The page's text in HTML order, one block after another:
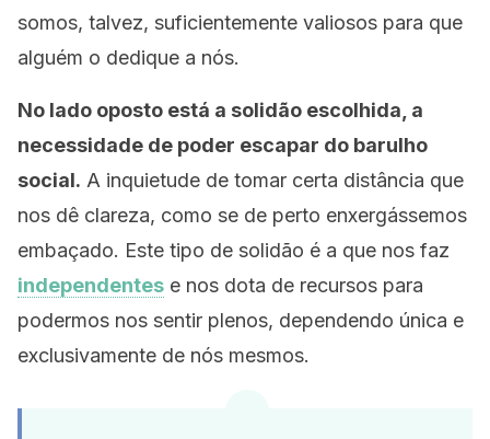
somos, talvez, suficientemente valiosos para que
alguém o dedique a nós.
No lado oposto está a solidão escolhida, a
necessidade de poder escapar do barulho
social. A inquietude de tomar certa distância que
nos dê clareza, como se de perto enxergássemos
embaçado. Este tipo de solidão é a que nos faz
independentes e nos dota de recursos para
podermos nos sentir plenos, dependendo única e
exclusivamente de nós mesmos.